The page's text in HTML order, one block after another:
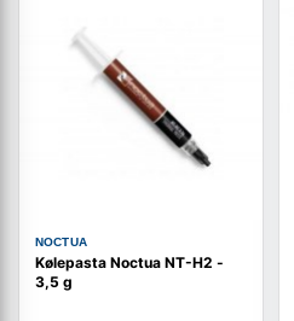
NOCTUA
Kølepasta Noctua NT-H2 -
3,5 g